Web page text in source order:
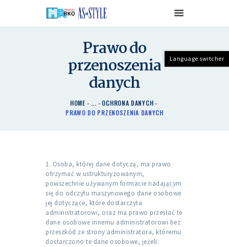
Prawo do
przenoszenia
danych
HOME ...
OCHRONA DANYCH
PRAWO DO PRZENOSZENIA DANYCH
Producent stolarki okienno-drzwiowej
STRONA GŁÓWNA
OFERTA
PORADY
CERTYFIKATY
DO POBRANIA
1. Osoba, której dane dotyczą, ma prawo
otrzymać w ustrukturyzowanym,
powszechnie używanym formacie nadającym
się do odczytu maszynowego dane osobowe
jej dotyczące, które dostarczyła
administratorowi, oraz ma prawo przesłać te
dane osobowe innemu administratorowi bez
przeszkód ze strony administratora, któremu
dostarczono te dane osobowe, jeżeli:
Language switcher